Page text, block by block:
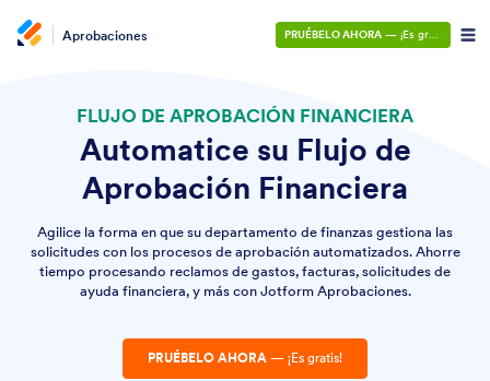
Aprobaciones PRUÉBELO AHORA — ¡Es gratis!
FLUJO DE APROBACIÓN FINANCIERA
Automatice su Flujo de
Aprobación Financiera
Agilice la forma en que su departamento de finanzas gestiona las
solicitudes con los procesos de aprobación automatizados. Ahorre
tiempo procesando reclamos de gastos, facturas, solicitudes de
ayuda financiera, y más con Jotform Aprobaciones.
PRUÉBELO AHORA — ¡Es gratis!